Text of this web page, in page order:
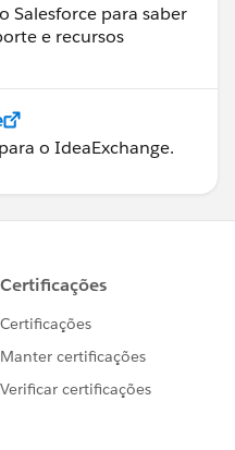
Salesforce para saber
e recursos
o IdeaExchange.